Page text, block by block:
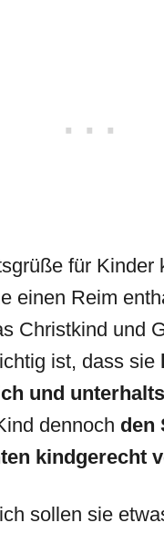
für Kinder
einen Reim
Christkind und
ist, dass sie
und
dennoch den
kindgerecht
sollen sie